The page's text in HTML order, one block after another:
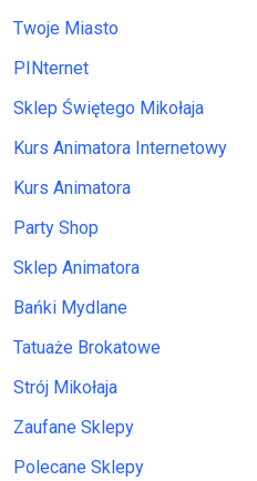
Twoje Miasto
PINternet
Sklep Świętego Mikołaja
Kurs Animatora Internetowy
Kurs Animatora
Party Shop
Sklep Animatora
Bańki Mydlane
Tatuaże Brokatowe
Strój Mikołaja
Zaufane Sklepy
Polecane Sklepy